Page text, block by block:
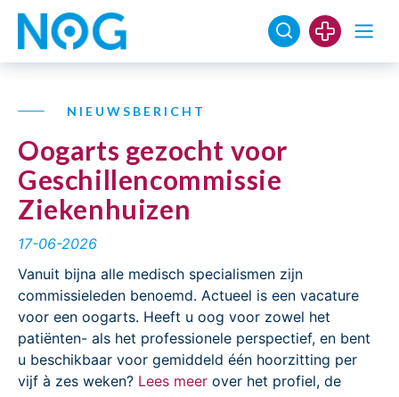
NIEUWSBERICHT
Oogarts gezocht voor
Geschillencommissie
Ziekenhuizen
17-06-2026
Vanuit bijna alle medisch specialismen zijn
commissieleden benoemd. Actueel is een vacature
voor een oogarts. Heeft u oog voor zowel het
patiënten- als het professionele perspectief, en bent
u beschikbaar voor gemiddeld één hoorzitting per
vijf à zes weken? Lees meer over het profiel, de